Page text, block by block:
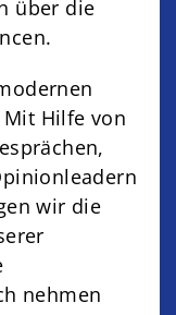
über die
Hilfe von
wir die
nehmen